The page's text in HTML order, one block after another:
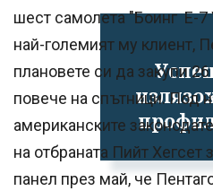
шест самолета "Боинг E-
най-големият му клиент,
плановете си да закупи
повече на спътници. Под
американските
на отбраната Пийт Хегсет
панел през май, че